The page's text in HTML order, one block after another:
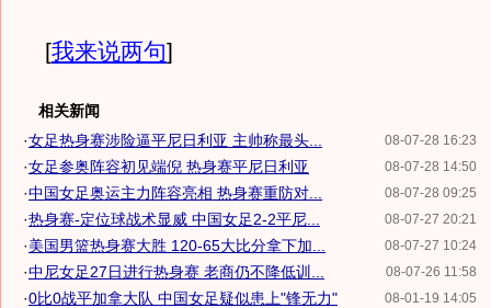
[我来说两句]
相关新闻
08-07-28 16:23
·女足热身赛涉险逼平尼日利亚 主帅称最头...
08-07-28 14:50
·女足参奥阵容初见端倪 热身赛平尼日利亚
08-07-28 09:25
·中国女足奥运主力阵容亮相 热身赛重防对...
08-07-27 20:21
·热身赛-定位球战术显威 中国女足2-2平尼...
08-07-27 10:24
·美国男篮热身赛大胜 120-65大比分拿下加...
08-07-26 11:58
·中尼女足27日进行热身赛 老商仍不降低训...
08-01-19 14:05
·0比0战平加拿大队 中国女足疑似患上"锋无力"